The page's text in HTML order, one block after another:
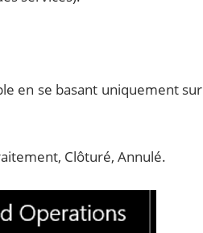
en se basant uniquement sur
Clôturé, Annulé.